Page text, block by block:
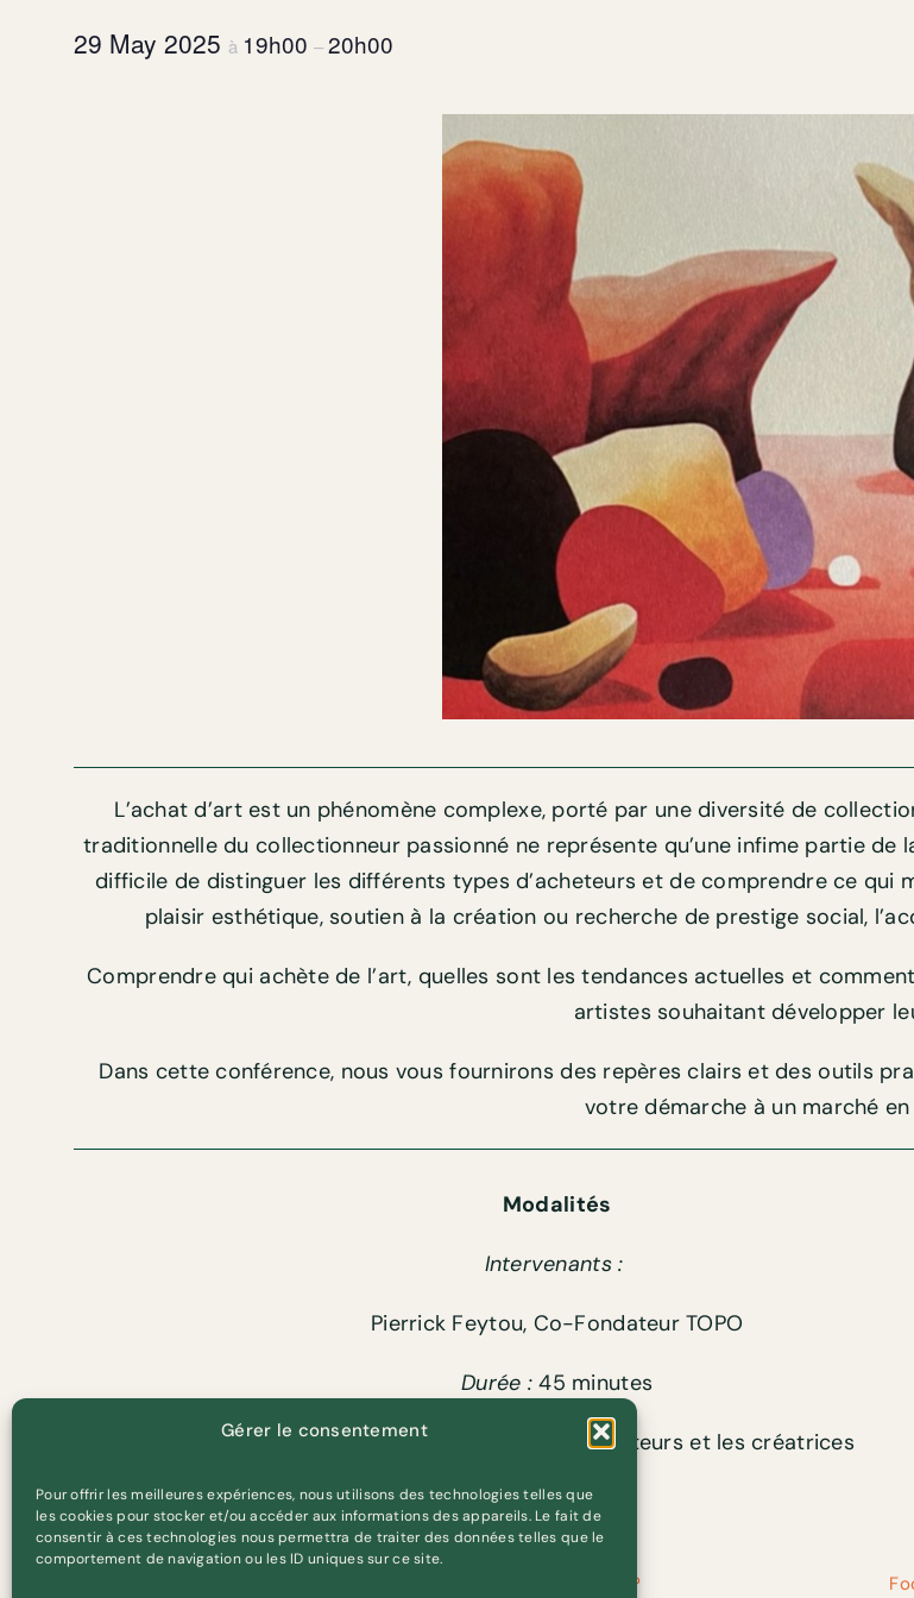
Gérer le consentement
Pour offrir les meilleures expériences, nous utilisons des technologies telles que
les cookies pour stocker et/ou accéder aux informations des appareils. Le fait de
consentir à ces technologies nous permettra de traiter des données telles que le
comportement de navigation ou les ID uniques sur ce site.
29 May 2025 à 19h00–20h00
L’achat d’art est un phénomène complexe, porté par une diversité de
traditionnelle du collectionneur passionné ne représente qu’une infime partie
difficile de distinguer les différents types d’acheteurs et de comprendre ce qui
plaisir esthétique, soutien à la création ou recherche de prestige social,
Comprendre qui achète de l’art, quelles sont les tendances actuelles et
artistes souhaitant développer
Dans cette conférence, nous vous fournirons des repères clairs et des outils
votre démarche à un marché
Modalités
Intervenants :
Pierrick Feytou, Co-Fondateur TOPO
Durée : 45 minutes
Accessibilité :Ouvert à tous les créateurs et les créatrices
Le pouvoir des images ? Vol.2 À quoi les images pensent-elles ?